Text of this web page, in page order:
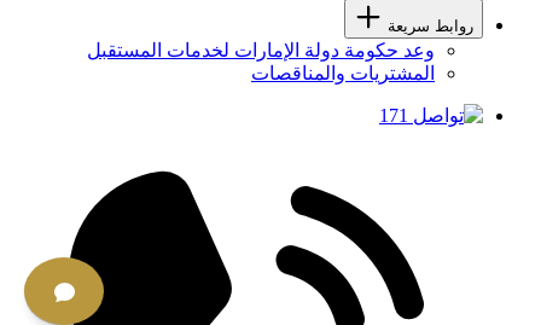
روابط سريعة
وعد حكومة دولة الإمارات لخدمات المستقبل
المشتريات والمناقصات